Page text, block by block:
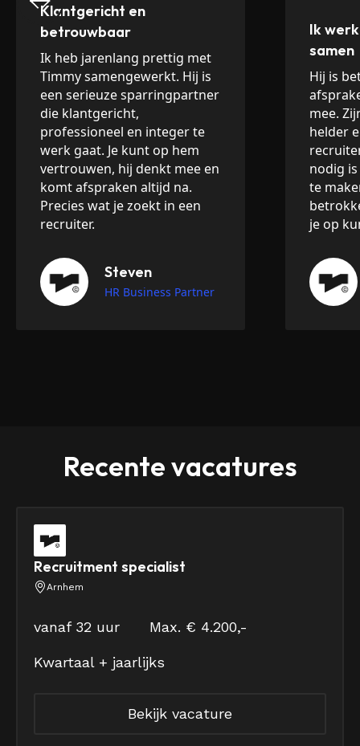
Klantgericht en
betrouwbaar
Ik heb jarenlang prettig met
Timmy samengewerkt. Hij is
een serieuze sparringpartner
die klantgericht,
professioneel en integer te
werk gaat. Je kunt op hem
vertrouwen, hij denkt mee en
komt afspraken altijd na.
Precies wat je zoekt in een
recruiter.
Steven
HR Business Partner
Ik
samen
Hij is
mee.
helder
nodig
te
je op
Recente vacatures
Recruitment specialist
Arnhem
vanaf 32 uur Max. € 4.200,-
Kwartaal + jaarlijks
Bekijk vacature